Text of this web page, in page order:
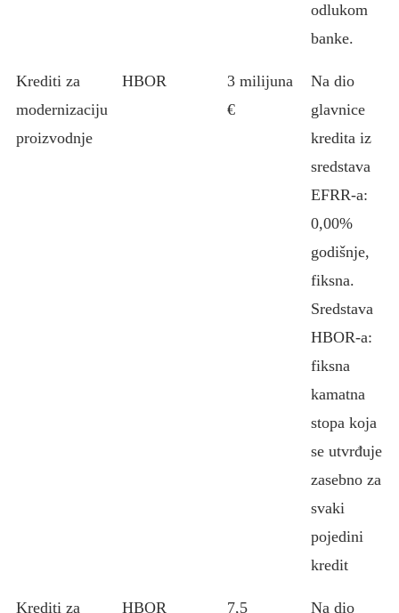
odlukom
banke.
Krediti za
modernizaciju
proizvodnje
HBOR
3 milijuna
€
Na dio
glavnice
kredita iz
sredstava
EFRR-a:
0,00%
godišnje,
fiksna.
Sredstava
HBOR-a:
fiksna
kamatna
stopa koja
se utvrđuje
zasebno za
svaki
pojedini
kredit
Krediti za HBOR 7,5 Na dio